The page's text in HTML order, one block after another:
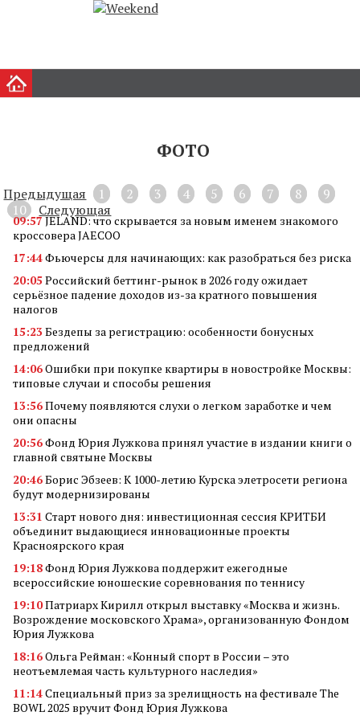
ФОТО
Предыдущая 1 2 3 4 5 6 7 8
9
10
Следующая
09:57JELAND: что скрывается за новым именем знакомого
кроссовера JAECOO
17:44Фьючерсы для начинающих: как разобраться без риска
20:05Российский беттинг-рынок в 2026 году ожидает
серьёзное падение доходов из-за кратного повышения
налогов
15:23Бездепы за регистрацию: особенности бонусных
предложений
14:06Ошибки при покупке квартиры в новостройке Москвы:
типовые случаи и способы решения
13:56Почему появляются слухи о легком заработке и чем
они опасны
20:56Фонд Юрия Лужкова принял участие в издании книги о
главной святыне Москвы
20:46Борис Эбзеев: К 1000-летию Курска элетросети региона
будут модернизированы
13:31 Старт нового дня: инвестиционная сессия КРИТБИ
объединит выдающиеся инновационные проекты
Красноярского края
19:18Фонд Юрия Лужкова поддержит ежегодные
всероссийские юношеские соревнования по теннису
19:10Патриарх Кирилл открыл выставку «Москва и жизнь.
Возрождение московского Храма», организованную Фондом
Юрия Лужкова
18:16Ольга Рейман: «Конный спорт в России – это
неотъемлемая часть культурного наследия»
11:14Специальный приз за зрелищность на фестивале The
BOWL 2025 вручит Фонд Юрия Лужкова